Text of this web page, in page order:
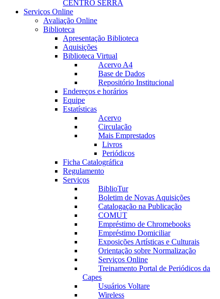
CENTRO SERRA
Serviços Online
Avaliação Online
Biblioteca
Apresentação Biblioteca
Aquisições
Biblioteca Virtual
Acervo A4
Base de Dados
Repositório Institucional
Endereços e horários
Equipe
Estatísticas
Acervo
Circulação
Mais Emprestados
Livros
Periódicos
Ficha Catalográfica
Regulamento
Serviços
BiblioTur
Boletim de Novas Aquisições
Catalogação na Publicação
COMUT
Empréstimo de Chromebooks
Empréstimo Domiciliar
Exposições Artísticas e Culturais
Orientação sobre Normalização
Serviços Online
Treinamento Portal de Periódicos da
Capes
Usuários Voltare
Wireless